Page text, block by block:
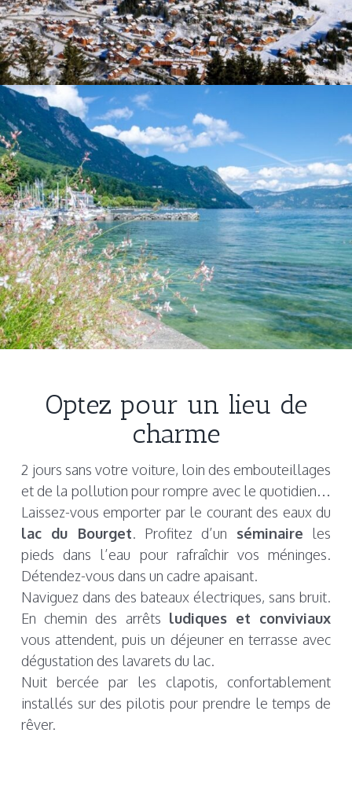
Optez pour un lieu de
charme
2 jours sans votre voiture, loin des embouteillages
et de la pollution pour rompre avec le quotidien…
Laissez-vous emporter par le courant des eaux du
lac du Bourget. Profitez d’un séminaire les
pieds dans l’eau pour rafraîchir vos méninges.
Détendez-vous dans un cadre apaisant.
Naviguez dans des bateaux électriques, sans bruit.
En chemin des arrêts ludiques et conviviaux
vous attendent, puis un déjeuner en terrasse avec
dégustation des lavarets du lac.
Nuit bercée par les clapotis, confortablement
installés sur des pilotis pour prendre le temps de
rêver.